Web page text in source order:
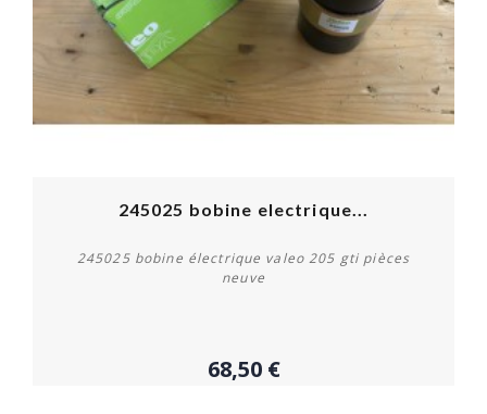
Acheter
245025 bobine electrique...
245025 bobine électrique valeo 205 gti pièces
neuve
68,50 €